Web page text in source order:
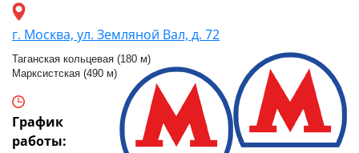
г. Москва, ул. Земляной Вал, д. 72
Таганская кольцевая (180 м)
Марксистская (490 м)
График
работы: